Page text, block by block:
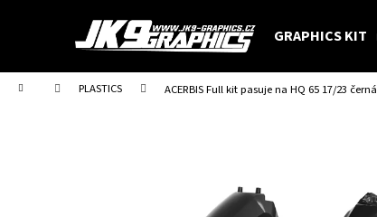
GRAPHICS KIT
Home PLASTICS ACERBIS Full kit pasuje na HQ 65 17/23 černá
t
Back
shopping
Back
shopping